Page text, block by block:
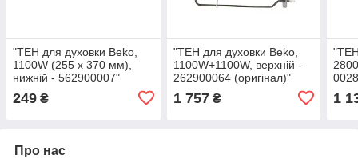
"ТЕН для духовки Beko,
1100W (255 x 370 мм),
нижній - 562900007"
249 ₴
"ТЕН для духовки Beko,
1100W+1100W, верхній -
262900064 (оригінал)"
1 757₴ 1
Про нас